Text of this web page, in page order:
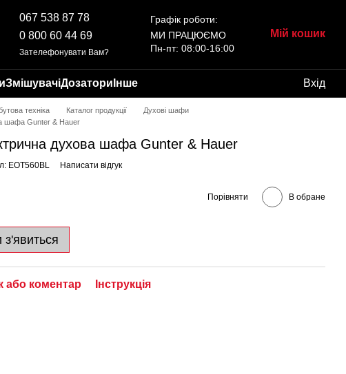
067 538 87 78
0 800 60 44 69
Зателефонувати Вам?
Графік роботи:
МИ ПРАЦЮЄМО
Пн-пт: 08:00-16:00
Мій кошик
ЗмішувачіДозатори Інше Вхід
техніка Каталог продукції
Духові шафи
шафа Gunter & Hauer
духова шафа Gunter & Hauer
EOT560BL Написати відгук
Порівняти В обране
або коментар Інструкція